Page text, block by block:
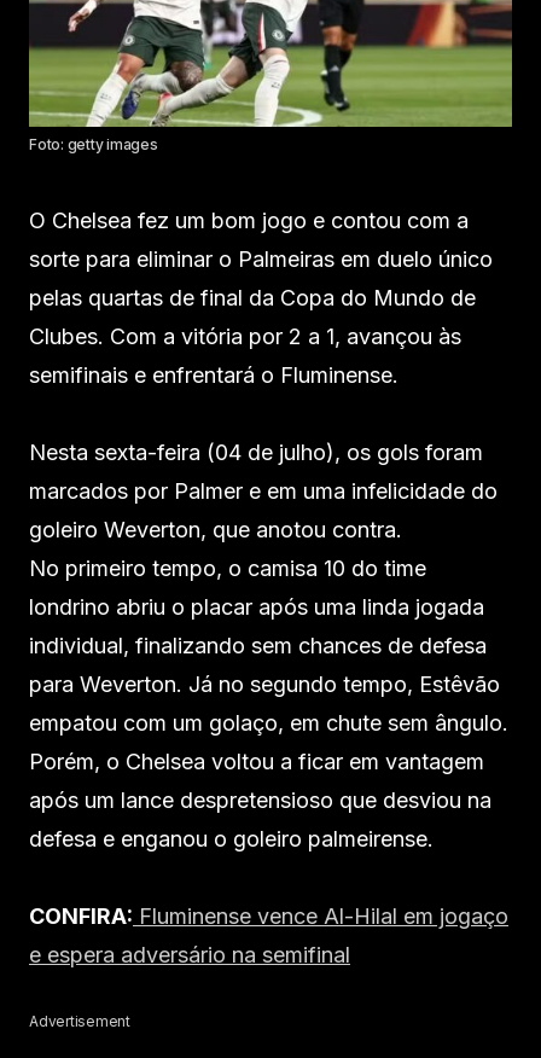
Foto: getty images
O Chelsea fez um bom jogo e contou com a
sorte para eliminar o Palmeiras em duelo único
pelas quartas de final da Copa do Mundo de
Clubes. Com a vitória por 2 a 1, avançou às
semifinais e enfrentará o Fluminense.
Nesta sexta-feira (04 de julho), os gols foram
marcados por Palmer e em uma infelicidade do
goleiro Weverton, que anotou contra.
No primeiro tempo, o camisa 10 do time
londrino abriu o placar após uma linda jogada
individual, finalizando sem chances de defesa
para Weverton. Já no segundo tempo, Estêvão
empatou com um golaço, em chute sem ângulo.
Porém, o Chelsea voltou a ficar em vantagem
após um lance despretensioso que desviou na
defesa e enganou o goleiro palmeirense.
CONFIRA: Fluminense vence Al-Hilal em jogaço
e espera adversário na semifinal
Advertisement